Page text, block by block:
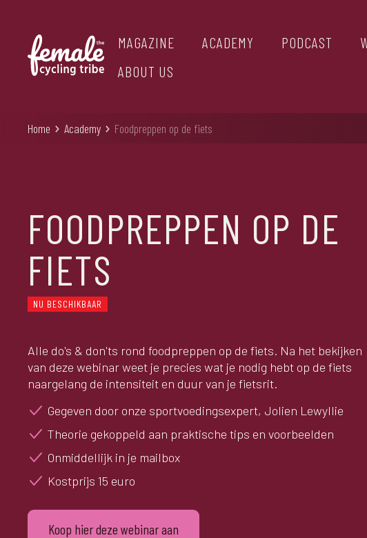
MAGAZINE ACADEMY PODCAST
ABOUT US
Home Academy Foodpreppen op de fiets
FOODPREPPEN OP DE
FIETS
NU BESCHIKBAAR
Alle do's & don'ts rond foodpreppen op de fiets. Na het bekijken
van deze webinar weet je precies wat je nodig hebt op de fiets
naargelang de intensiteit en duur van je fietsrit.
Gegeven door onze sportvoedingsexpert, Jolien Lewyllie
Theorie gekoppeld aan praktische tips en voorbeelden
Onmiddellijk in je mailbox
Kostprijs 15 euro
Koop hier deze webinar aan